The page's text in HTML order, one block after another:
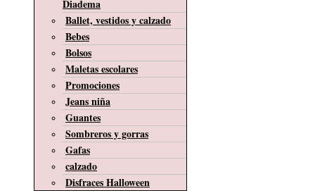
Diadema
Ballet, vestidos y calzado
Bebes
Bolsos
Maletas escolares
Promociones
Jeans niña
Guantes
Sombreros y gorras
Gafas
calzado
Disfraces Halloween